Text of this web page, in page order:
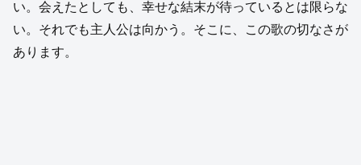
い。会えたとしても、幸せな結末が待っているとは限らな
い。それでも主人公は向かう。そこに、この歌の切なさが
あります。